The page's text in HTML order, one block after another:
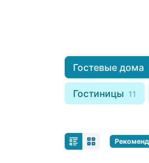
Гостевые дома
Гостиницы 11